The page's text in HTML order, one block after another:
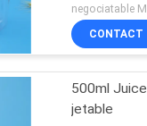
negociatable
CONTACT
500ml
jetable